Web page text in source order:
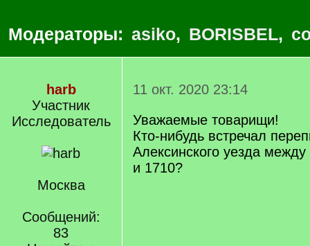
Модераторы: asiko, BORISBEL,
harb
Участник
Исследователь
Москва
Сообщений:
83
11 окт. 2020 23:14
Уважаемые товарищи!
Кто-нибудь встречал
Алексинского уезда
и 1710?